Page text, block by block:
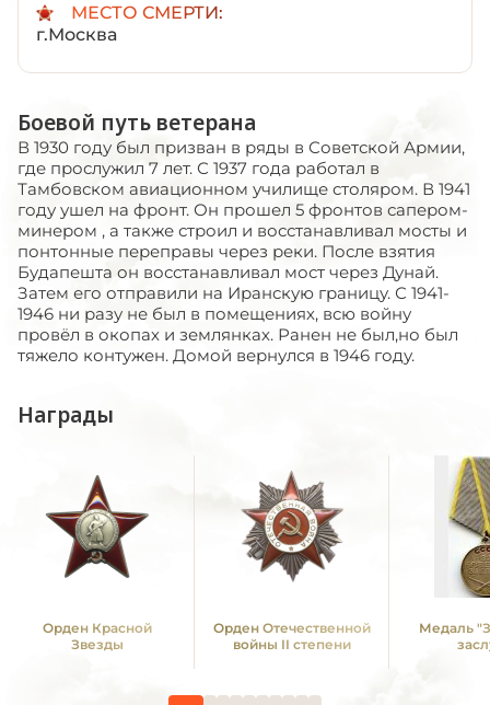
МЕСТО СМЕРТИ:
г.Москва
Боевой путь ветерана
В 1930 году был призван в ряды в Советской Армии,
где прослужил 7 лет. С 1937 года работал в
Тамбовском авиационном училище столяром. В 1941
году ушел на фронт. Он прошел 5 фронтов сапером-
минером , а также строил и восстанавливал мосты и
понтонные переправы через реки. После взятия
Будапешта он восстанавливал мост через Дунай.
Затем его отправили на Иранскую границу. С 1941-
1946 ни разу не был в помещениях, всю войну
провёл в окопах и землянках. Ранен не был,но был
тяжело контужен. Домой вернулся в 1946 году.
Награды
Орден Красной
Звезды
Орден Отечественной
войны II степени
Медаль